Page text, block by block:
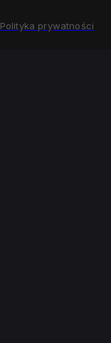
Polityka prywatności